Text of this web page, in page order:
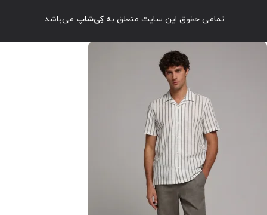
تمامی حقوق این سایت متعلق بهکِی‌شاپ می‌باشد.